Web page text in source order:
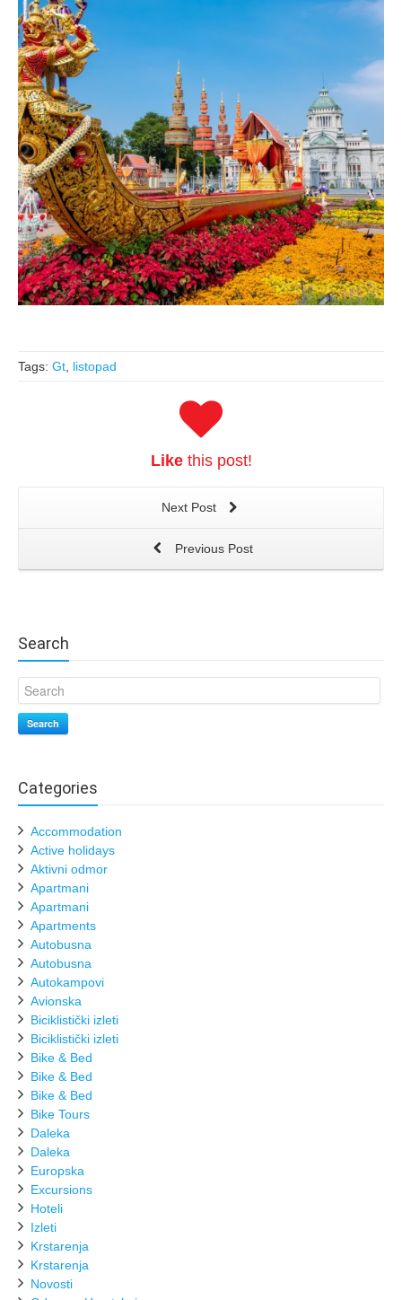
Tags: Gt listopad
Likethis post!
Next Post
Previous Post
Search
Search
Categories
Accommodation
Active holidays
Aktivni odmor
Apartmani
Apartmani
Apartments
Autobusna
Autobusna
Autokampovi
Avionska
Biciklistički izleti
Biciklistički izleti
Bike & Bed
Bike & Bed
Bike & Bed
Bike Tours
Daleka
Daleka
Europska
Excursions
Hoteli
Izleti
Krstarenja
Krstarenja
Novosti